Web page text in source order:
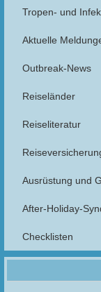
Tropen- und
Aktuelle
Outbreak-News
Reiseländer
Reiseliteratur
Ausrüstung und
After-Holiday-
Checklisten